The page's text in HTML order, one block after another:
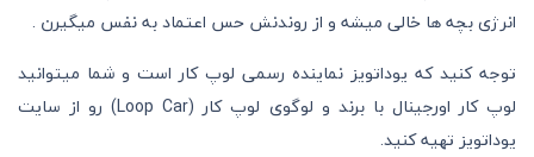
انرژی بچه ها خالی میشه و از روندنش حس اعتماد به نفس میگیرن .
توجه کنید که یوداتویز نماینده رسمی لوپ کار است و شما میتوانید
لوپ کار اورجینال با برند و لوگوی لوپ کار (Loop Car) رو از سایت
یوداتویز تهیه کنید.